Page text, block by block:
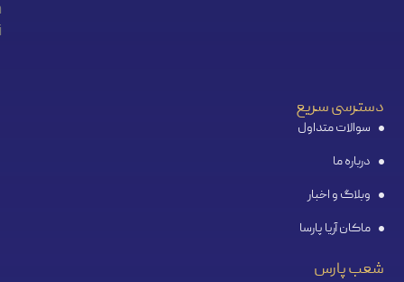
دسترسی سریع
سوالات متداول
درباره ما
وبلاگ و اخبار
ماکان آریا پارسا
شعب پارس